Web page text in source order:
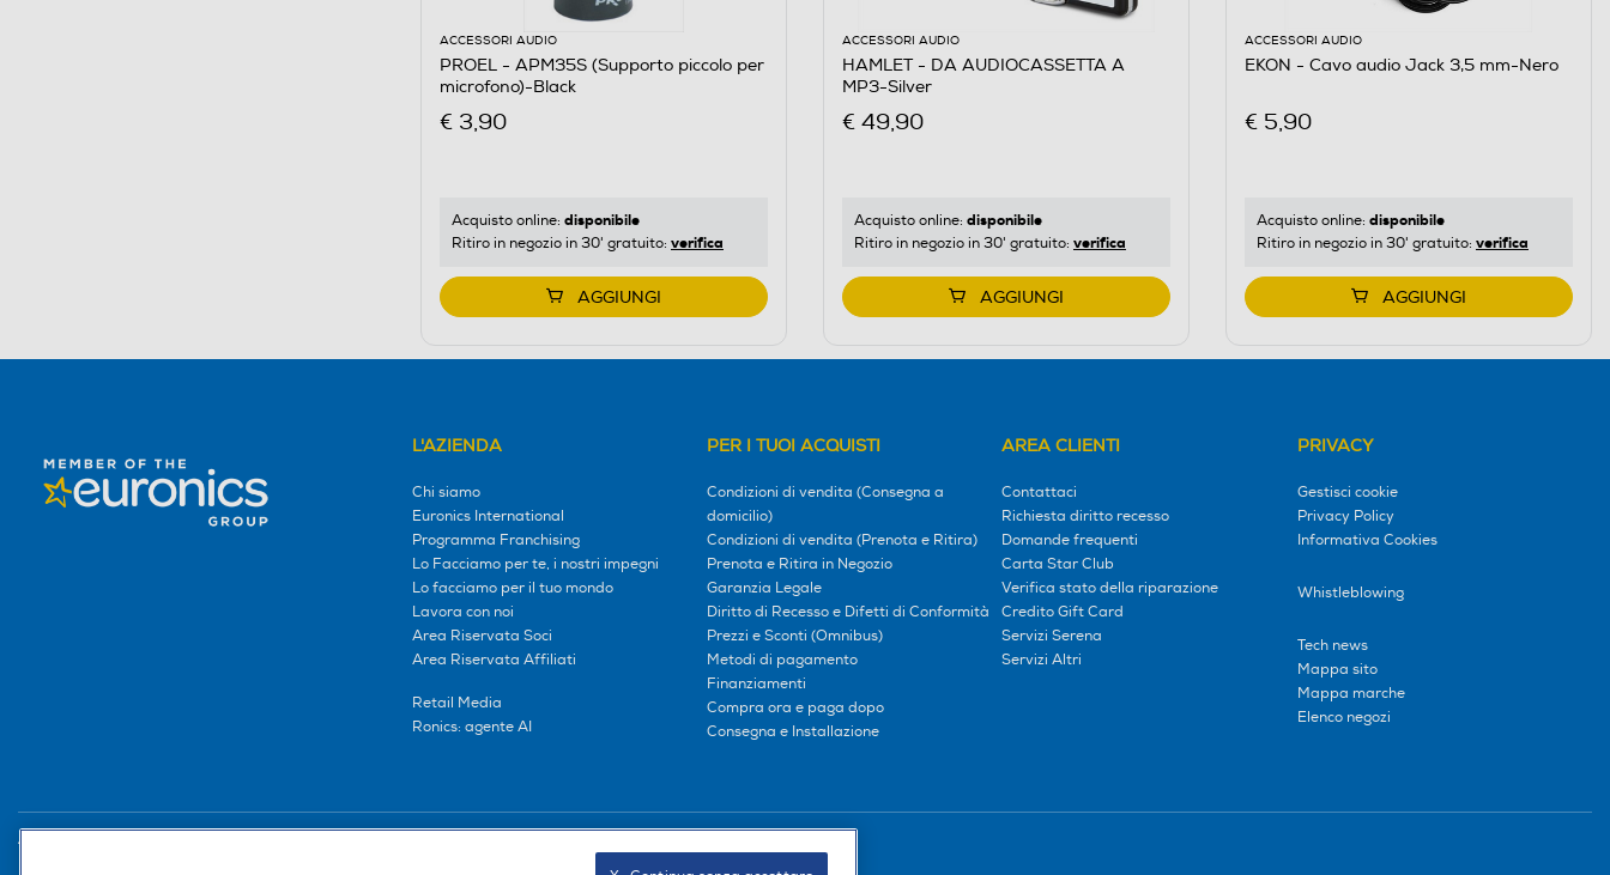
ACCESSORI AUDIO
PROEL - APM35S (Supporto piccolo per
microfono)-Black
€ 3,90
Acquisto online: disponibile
Ritiro in negozio in 30' gratuito: verifica
AGGIUNGI
ACCESSORI AUDIO
HAMLET - DA AUDIOCASSETTA A
MP3-Silver
€ 49,90
Acquisto online: disponibile
Ritiro in negozio in 30' gratuito: verifica
AGGIUNGI
ACCESSORI AUDIO
EKON - Cavo audio Jack 3,5 mm-Nero
€ 5,90
Acquisto online: disponibile
Ritiro in negozio in 30' gratuito: verifica
AGGIUNGI
L'AZIENDA
Chi siamo
Euronics International
Programma Franchising
Lo Facciamo per te, i nostri impegni
Lo facciamo per il tuo mondo
Lavora con noi
Area Riservata Soci
Area Riservata Affiliati
Retail Media
Ronics: agente AI
PER I TUOI ACQUISTI
Condizioni di vendita (Consegna a
domicilio)
Condizioni di vendita (Prenota e Ritira)
Prenota e Ritira in Negozio
Garanzia Legale
Diritto di Recesso e Difetti di Conformità
Prezzi e Sconti (Omnibus)
Metodi di pagamento
Finanziamenti
Compra ora e paga dopo
Consegna e Installazione
AREA CLIENTI
Contattaci
Richiesta diritto recesso
Domande frequenti
Carta Star Club
Verifica stato della riparazione
Credito Gift Card
Servizi Serena
Servizi Altri
PRIVACY
Gestisci cookie
Privacy Policy
Informativa Cookies
Whistleblowing
Tech news
Mappa sito
Mappa marche
Elenco negozi
Trova negozio Seguici sui social